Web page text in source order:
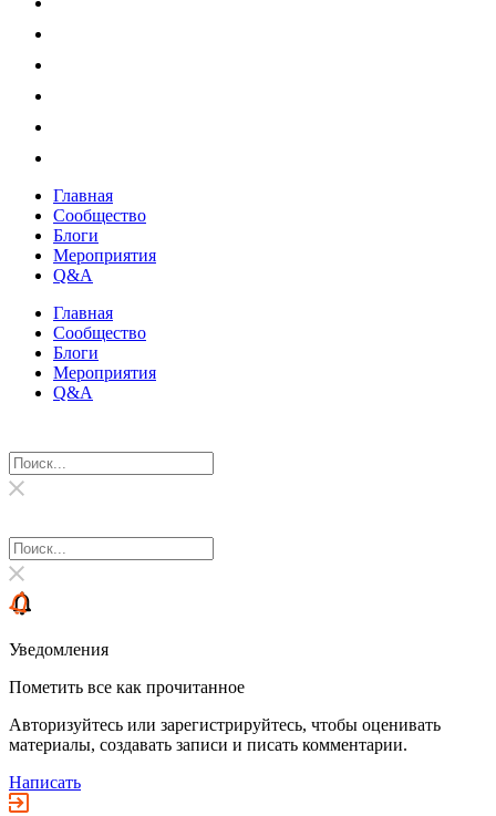
Главная
Сообщество
Блоги
Мероприятия
Q&A
Главная
Сообщество
Блоги
Мероприятия
Q&A
Уведомления
Пометить все как прочитанное
Авторизуйтесь или зарегистрируйтесь, чтобы оценивать
материалы, создавать записи и писать комментарии.
Написать